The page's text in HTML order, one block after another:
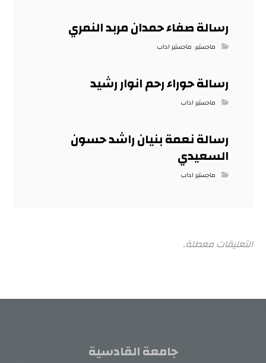
رسالة صفاء حمدان مربد النمري
ماجستير, ماجستير اداب
رسالة حوراء رحم انوار رشيد
ماجستير اداب
رسالة نعمة بنيان راشد حسون
السعيدي
ماجستير اداب
التعليقات معطلة.
جامعة القادسية